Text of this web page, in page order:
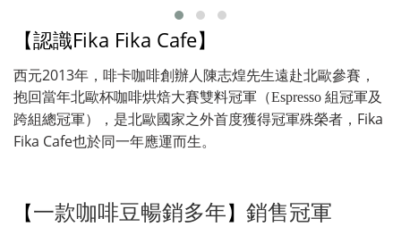
【認識Fika Fika Cafe】
西元2013年，啡卡咖啡創辦人陳志煌先生遠赴北歐參賽，
抱回當年北歐杯咖啡烘焙大賽雙料冠軍（Espresso 組冠軍及
跨組總冠軍），是北歐國家之外首度獲得冠軍殊榮者， Fika
Fika Cafe也於同一年應運而生。
【一款咖啡豆暢銷多年】 銷售冠軍